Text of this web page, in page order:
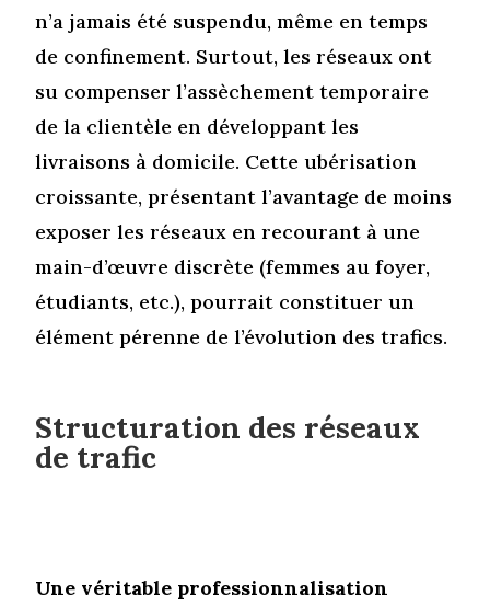
n’a jamais été suspendu, même en temps
de confinement. Surtout, les réseaux ont
su compenser l’assèchement temporaire
de la clientèle en développant les
livraisons à domicile. Cette ubérisation
croissante, présentant l’avantage de moins
exposer les réseaux en recourant à une
main-d’œuvre discrète (femmes au foyer,
étudiants, etc.), pourrait constituer un
élément pérenne de l’évolution des trafics.
Structuration des réseaux
de trafic
Une véritable professionnalisation